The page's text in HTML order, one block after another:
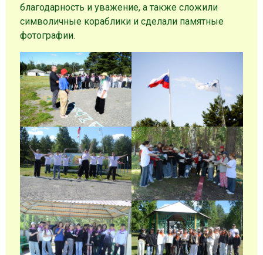
благодарность и уважение, а также сложили
символичные кораблики и сделали памятные
фотографии.